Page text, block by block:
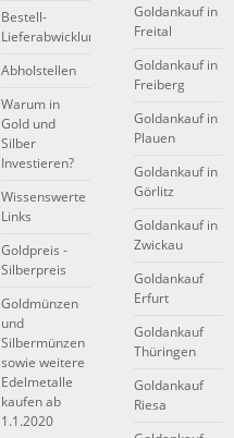
Bestell-
Lieferabwicklung
Abholstellen
Warum in
Gold und
Silber
Investieren?
Wissenswerte
Links
Goldpreis -
Silberpreis
Goldmünzen
und
Silbermünzen
sowie weitere
Edelmetalle
kaufen ab
1.1.2020
Goldankauf in
Freital
Goldankauf in
Freiberg
Goldankauf in
Plauen
Goldankauf in
Görlitz
Goldankauf in
Zwickau
Goldankauf
Erfurt
Goldankauf
Thüringen
Goldankauf
Riesa